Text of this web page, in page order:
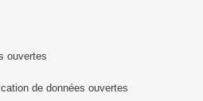
ouvertes
de données ouvertes